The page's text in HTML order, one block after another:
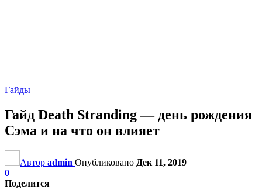
Гайды
Гайд Death Stranding — день рождения
Сэма и на что он влияет
Автор admin Опубликовано Дек 11, 2019
0
Поделится